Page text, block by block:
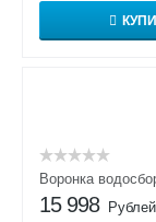
Воронка
15 998